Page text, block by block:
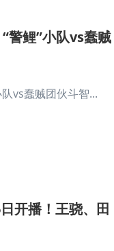
警鲤”小队vs蠢贼
vs蠢贼团伙斗智...
开播！王骁、田